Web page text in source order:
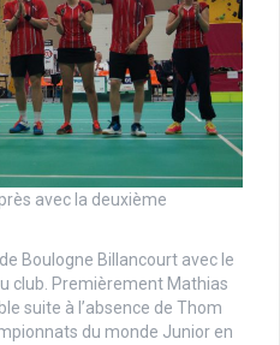
avec la deuxième
Boulogne Billancourt avec le
club. Premièrement Mathias
suite à l’absence de Thom
du monde Junior en